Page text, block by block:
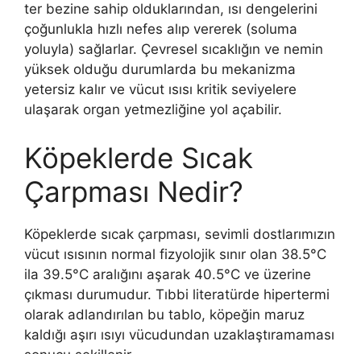
ter bezine sahip olduklarından, ısı dengelerini
çoğunlukla hızlı nefes alıp vererek (soluma
yoluyla) sağlarlar. Çevresel sıcaklığın ve nemin
yüksek olduğu durumlarda bu mekanizma
yetersiz kalır ve vücut ısısı kritik seviyelere
ulaşarak organ yetmezliğine yol açabilir.
Köpeklerde Sıcak
Çarpması Nedir?
Köpeklerde sıcak çarpması, sevimli dostlarımızın
vücut ısısının normal fizyolojik sınır olan 38.5°C
ila 39.5°C aralığını aşarak 40.5°C ve üzerine
çıkması durumudur. Tıbbi literatürde hipertermi
olarak adlandırılan bu tablo, köpeğin maruz
kaldığı aşırı ısıyı vücudundan uzaklaştıramaması